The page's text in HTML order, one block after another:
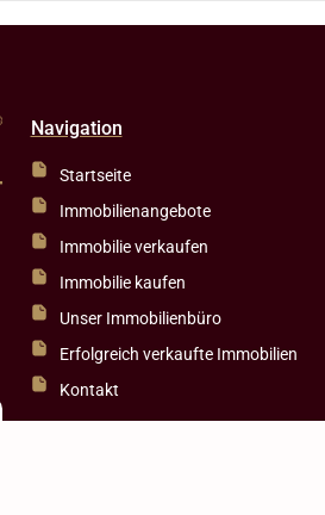
Navigation
Startseite
Immobilienangebote
Immobilie verkaufen
Immobilie kaufen
Unser Immobilienbüro
Erfolgreich verkaufte Immobilien
Kontakt